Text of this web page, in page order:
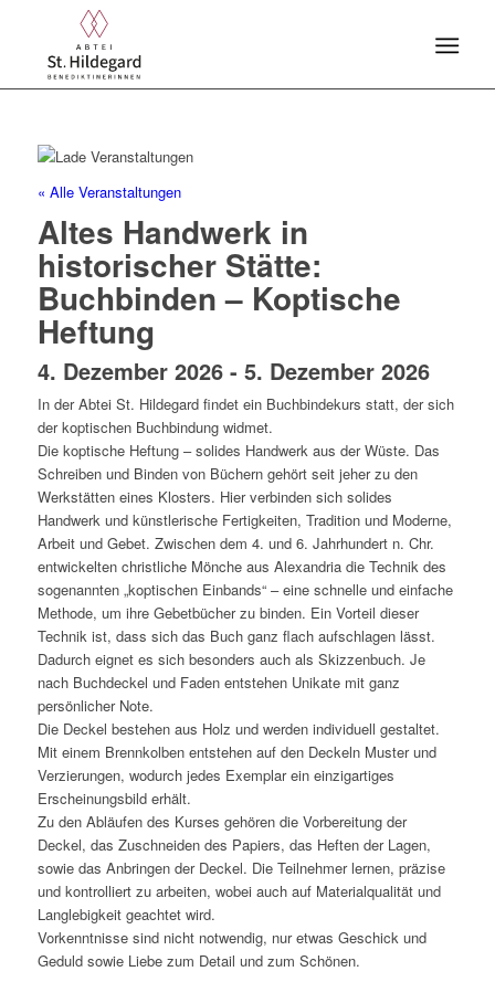
« Alle Veranstaltungen
Altes Handwerk in
historischer Stätte:
Buchbinden – Koptische
Heftung
4. Dezember 2026- 5. Dezember 2026
In der Abtei St. Hildegard findet ein Buchbindekurs statt, der sich
der koptischen Buchbindung widmet.
Die koptische Heftung – solides Handwerk aus der Wüste. Das
Schreiben und Binden von Büchern gehört seit jeher zu den
Werkstätten eines Klosters. Hier verbinden sich solides
Handwerk und künstlerische Fertigkeiten, Tradition und Moderne,
Arbeit und Gebet. Zwischen dem 4. und 6. Jahrhundert n. Chr.
entwickelten christliche Mönche aus Alexandria die Technik des
sogenannten „koptischen Einbands“ – eine schnelle und einfache
Methode, um ihre Gebetbücher zu binden. Ein Vorteil dieser
Technik ist, dass sich das Buch ganz flach aufschlagen lässt.
Dadurch eignet es sich besonders auch als Skizzenbuch. Je
nach Buchdeckel und Faden entstehen Unikate mit ganz
persönlicher Note.
Die Deckel bestehen aus Holz und werden individuell gestaltet.
Mit einem Brennkolben entstehen auf den Deckeln Muster und
Verzierungen, wodurch jedes Exemplar ein einzigartiges
Erscheinungsbild erhält.
Zu den Abläufen des Kurses gehören die Vorbereitung der
Deckel, das Zuschneiden des Papiers, das Heften der Lagen,
sowie das Anbringen der Deckel. Die Teilnehmer lernen, präzise
und kontrolliert zu arbeiten, wobei auch auf Materialqualität und
Langlebigkeit geachtet wird.
Vorkenntnisse sind nicht notwendig, nur etwas Geschick und
Geduld sowie Liebe zum Detail und zum Schönen.